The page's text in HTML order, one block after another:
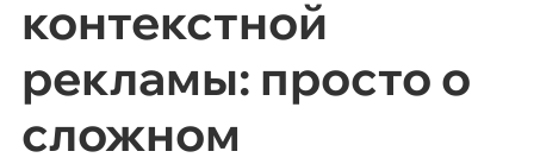
контекстной
рекламы: просто о
сложном